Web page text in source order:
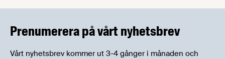
Prenumerera på vårt nyhetsbrev
Vårt nyhetsbrev kommer ut 3-4 gånger i månaden och